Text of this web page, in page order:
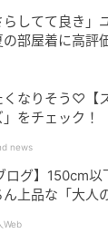
ンドタグは
ィテール♡
らしてて良き
の部屋着に高評
くなりそう♡【
をチェック！
news
ログ】150cm
ん上品な「大人
Web